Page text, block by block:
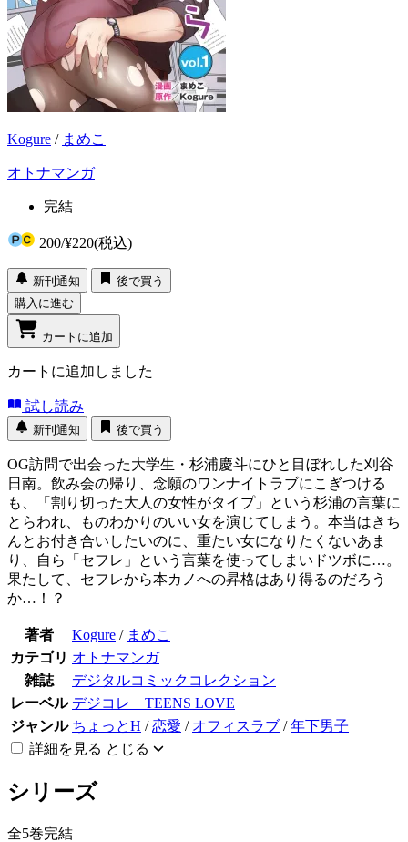
Kogure / まめこ
オトナマンガ
完結
200/¥220(税込)
新刊通知
後で買う
購入に進む
カートに追加
カートに追加しました
試し読み
新刊通知 後で買う
OG訪問で出会った大学生・杉浦慶斗にひと目ぼれした刈谷
日南。飲み会の帰り、念願のワンナイトラブにこぎつける
も、「割り切った大人の女性がタイプ」という杉浦の言葉に
とらわれ、ものわかりのいい女を演じてしまう。本当はきち
んとお付き合いしたいのに、重たい女になりたくないあま
り、自ら「セフレ」という言葉を使ってしまいドツボに…。
果たして、セフレから本カノへの昇格はあり得るのだろう
か…！？
著者 Kogure / まめこ
カテゴリ オトナマンガ
雑誌
デジタルコミックコレクション
レーベル デジコレ TEENS LOVE
ジャンル ちょっとH /恋愛 / オフィスラブ /年下男子
詳細を見る とじる
シリーズ
全5巻完結